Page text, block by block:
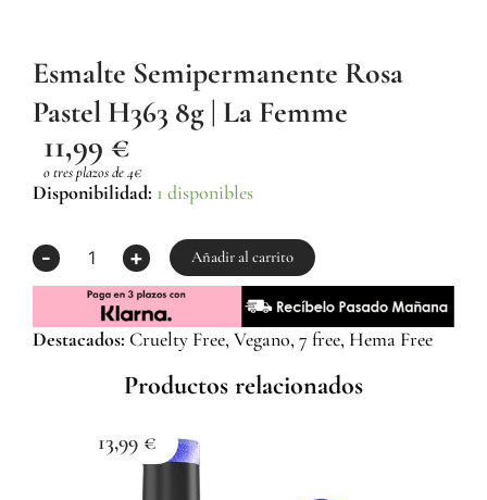
Esmalte Semipermanente Rosa
Pastel H363 8g | La Femme
11,99 €
o tres plazos de 4€
Disponibilidad: 1 disponibles
-
Esmalte
Pastel
H363
La
+ Añadir al carrito
Destacados: Cruelty Free, Vegano, 7 free, Hema Free
Productos relacionados
13,99 €